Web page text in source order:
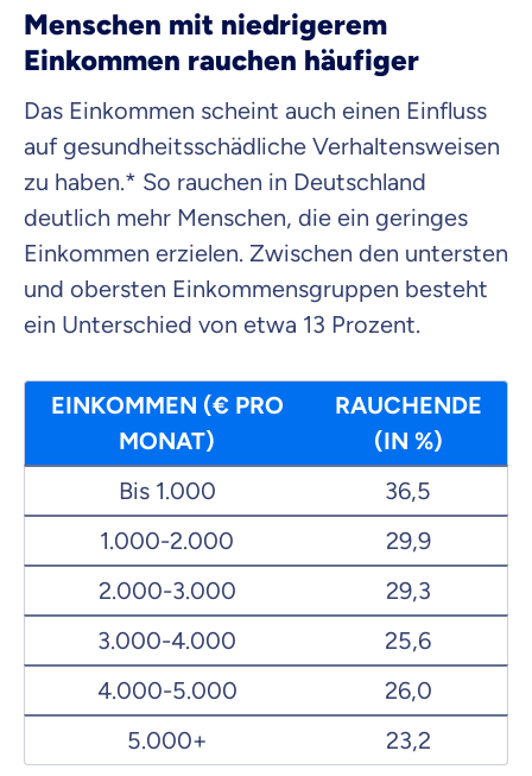
Menschen mit niedrigerem
Einkommen rauchen häufiger
Das Einkommen scheint auch einen Einfluss
auf gesundheitsschädliche Verhaltensweisen
zu haben.* So rauchen in Deutschland
deutlich mehr Menschen, die ein geringes
Einkommen erzielen. Zwischen den untersten
und obersten Einkommensgruppen besteht
ein Unterschied von etwa 13 Prozent.
EINKOMMEN (€ PRO
MONAT)
RAUCHENDE
(IN %)
Bis 1.000
36,5
1.000-2.000
29,9
2.000-3.000
29,3
3.000-4.000
25,6
4.000-5.000
26,0
5.000+
23,2